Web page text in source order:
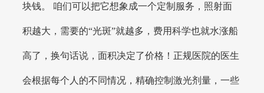
块钱。 咱们可以把它想象成一个定制服务，照射面
积越大，需要的“光斑”就越多，费用科学也就水涨船
高了，换句话说，面积决定了价格！正规医院的医生
会根据每个人的不同情况，精确控制激光剂量，一些